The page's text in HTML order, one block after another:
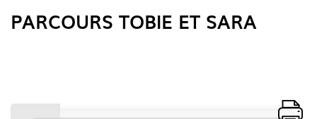
PARCOURS TOBIE ET SARA